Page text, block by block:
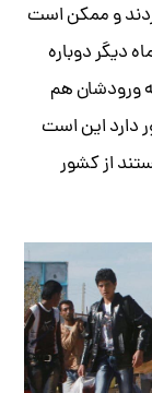
و ممکن است
دیگر دوباره
ورودشان هم
دارد این است
از کشور